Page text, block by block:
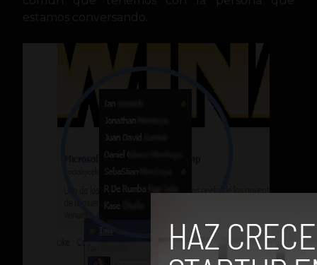
estamos conversando.